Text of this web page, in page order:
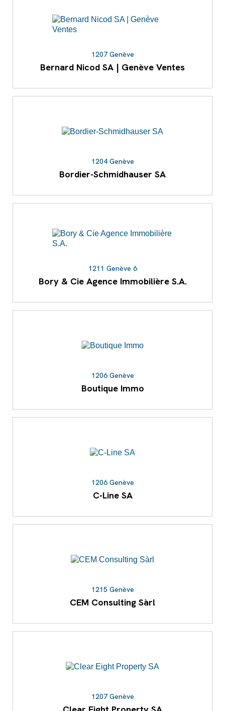
1207 Genève
Bernard Nicod SA | Genève Ventes
1204 Genève
Bordier-Schmidhauser SA
1211 Genève 6
Bory & Cie Agence Immobilière S.A.
1206 Genève
Boutique Immo
1206 Genève
C-Line SA
1215 Genève
CEM Consulting Sàrl
1207 Genève